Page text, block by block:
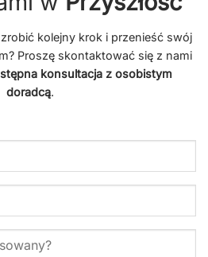
kolejny krok i przenieść swój
Proszę skontaktować się z nami
konsultacja z osobistym
doradcą.